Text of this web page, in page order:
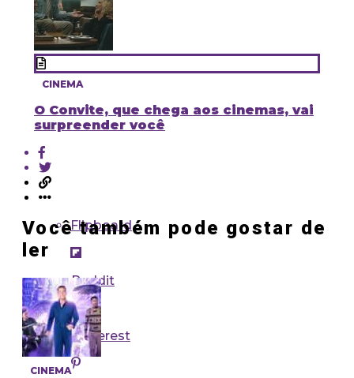
CINEMA
O Convite, que chega aos cinemas, vai
surpreender você
Flipboard
Reddit
Pinterest
Você também pode gostar de
ler
CINEMA